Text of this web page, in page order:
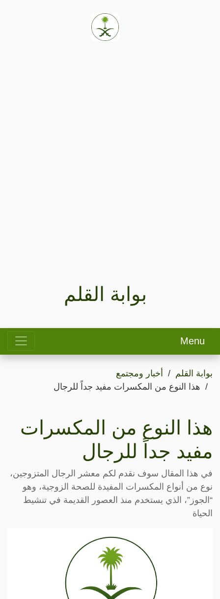
بوابة القلم
Menu
بوابة القلم
أخبار ومجتمع
هذا النوع من المكسرات مفيد جداً للرجال
هذا النوع من المكسرات
مفيد جداً للرجال
في هذا المقال سوف نقدم لكم معشر الرجال المتزوجين،
نوع من أنواع المكسرات المفيدة للصحة الزوجية، وهو
“الجوز”، الذي يستخدم منذ العصور القديمة في تنشيط
الحياة